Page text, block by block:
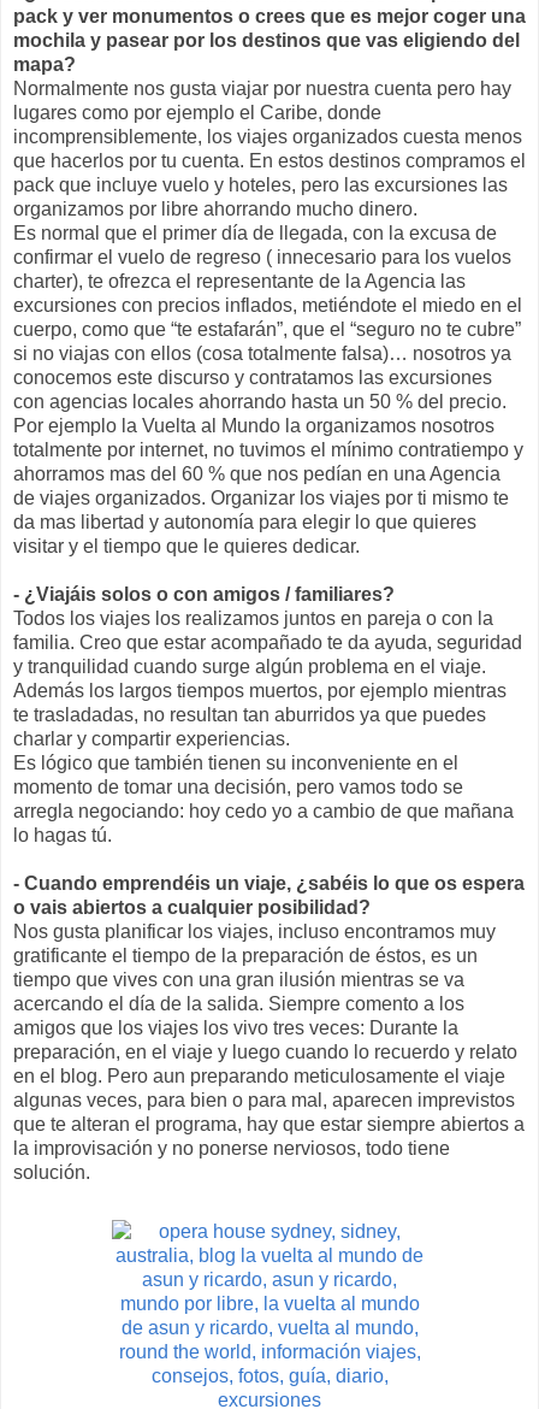
pack y ver monumentos o crees que es mejor coger una
mochila y pasear por los destinos que vas eligiendo del
mapa?
Normalmente nos gusta viajar por nuestra cuenta pero hay
lugares como por ejemplo el Caribe, donde
incomprensiblemente, los viajes organizados cuesta menos
que hacerlos por tu cuenta. En estos destinos compramos el
pack que incluye vuelo y hoteles, pero las excursiones las
organizamos por libre ahorrando mucho dinero.
Es normal que el primer día de llegada, con la excusa de
confirmar el vuelo de regreso ( innecesario para los vuelos
charter), te ofrezca el representante de la Agencia las
excursiones con precios inflados, metiéndote el miedo en el
cuerpo, como que “te estafarán”, que el “seguro no te cubre”
si no viajas con ellos (cosa totalmente falsa)… nosotros ya
conocemos este discurso y contratamos las excursiones
con agencias locales ahorrando hasta un 50 % del precio.
Por ejemplo la Vuelta al Mundo la organizamos nosotros
totalmente por internet, no tuvimos el mínimo contratiempo y
ahorramos mas del 60 % que nos pedían en una Agencia
de viajes organizados. Organizar los viajes por ti mismo te
da mas libertad y autonomía para elegir lo que quieres
visitar y el tiempo que le quieres dedicar.
- ¿Viajáis solos o con amigos / familiares?
Todos los viajes los realizamos juntos en pareja o con la
familia. Creo que estar acompañado te da ayuda, seguridad
y tranquilidad cuando surge algún problema en el viaje.
Además los largos tiempos muertos, por ejemplo mientras
te trasladadas, no resultan tan aburridos ya que puedes
charlar y compartir experiencias.
Es lógico que también tienen su inconveniente en el
momento de tomar una decisión, pero vamos todo se
arregla negociando: hoy cedo yo a cambio de que mañana
lo hagas tú.
- Cuando emprendéis un viaje, ¿sabéis lo que os espera
o vais abiertos a cualquier posibilidad?
Nos gusta planificar los viajes, incluso encontramos muy
gratificante el tiempo de la preparación de éstos, es un
tiempo que vives con una gran ilusión mientras se va
acercando el día de la salida. Siempre comento a los
amigos que los viajes los vivo tres veces: Durante la
preparación, en el viaje y luego cuando lo recuerdo y relato
en el blog. Pero aun preparando meticulosamente el viaje
algunas veces, para bien o para mal, aparecen imprevistos
que te alteran el programa, hay que estar siempre abiertos a
la improvisación y no ponerse nerviosos, todo tiene
solución.